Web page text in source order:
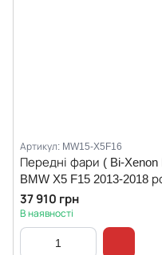
Артикул: MW15-X5F16
Передні фари ( Bi-Xenon
BMW X5 F15 2013-2018
37 910 грн
В наявності